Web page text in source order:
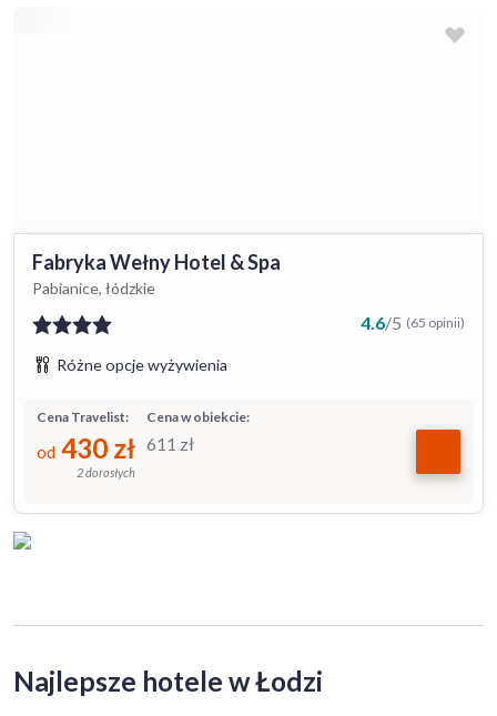
Fabryka Wełny Hotel & Spa
Pabianice, łódzkie
4.6/5 (65 opinii)
Różne opcje wyżywienia
Cena w obiekcie:
611 zł
Cena Travelist:
od 430 zł
2 dorosłych
Najlepsze hotele w Łodzi